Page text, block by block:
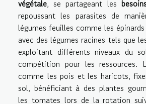
végétale, se partageant les
repoussant les parasites de
légumes feuilles comme les
avec des légumes racines tels que
exploitant différents niveaux du
compétition pour les ressources.
comme les pois et les haricots,
sol, bénéficiant à des plantes
les tomates lors de la rotation